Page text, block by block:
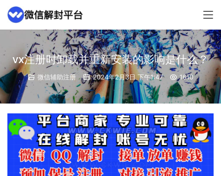
vx注册时卸载并重新安装的影响是什么？
微信辅助注册 2024年2月3日 下午1:47 1610